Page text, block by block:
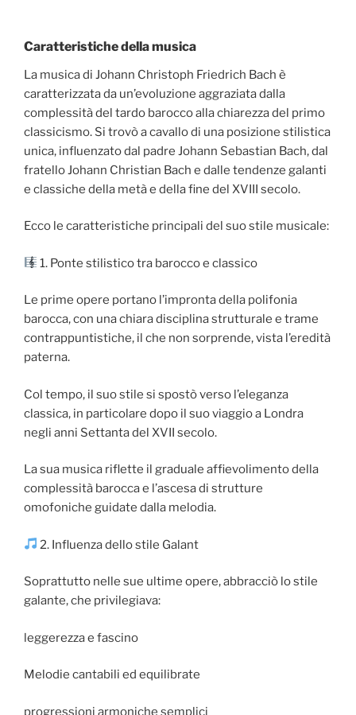
Caratteristiche della musica
La musica di Johann Christoph Friedrich Bach è
caratterizzata da un’evoluzione aggraziata dalla
complessità del tardo barocco alla chiarezza del primo
classicismo. Si trovò a cavallo di una posizione stilistica
unica, influenzato dal padre Johann Sebastian Bach, dal
fratello Johann Christian Bach e dalle tendenze galanti
e classiche della metà e della fine del XVIII secolo.
Ecco le caratteristiche principali del suo stile musicale:
1. Ponte stilistico tra barocco e classico
Le prime opere portano l’impronta della polifonia
barocca, con una chiara disciplina strutturale e trame
contrappuntistiche, il che non sorprende, vista l’eredità
paterna.
Col tempo, il suo stile si spostò verso l’eleganza
classica, in particolare dopo il suo viaggio a Londra
negli anni Settanta del XVII secolo.
La sua musica riflette il graduale affievolimento della
complessità barocca e l’ascesa di strutture
omofoniche guidate dalla melodia.
2. Influenza dello stile Galant
Soprattutto nelle sue ultime opere, abbracciò lo stile
galante, che privilegiava:
leggerezza e fascino
Melodie cantabili ed equilibrate
progressioni armoniche semplici